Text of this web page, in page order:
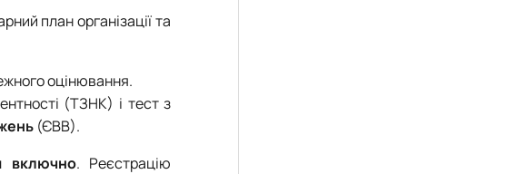
план організації та
оцінювання.
(ТЗНК) і тест з
(ЄВВ).
включно. Реєстрацію